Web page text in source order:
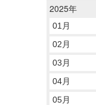
2025年
01月
02月
03月
04月
05月